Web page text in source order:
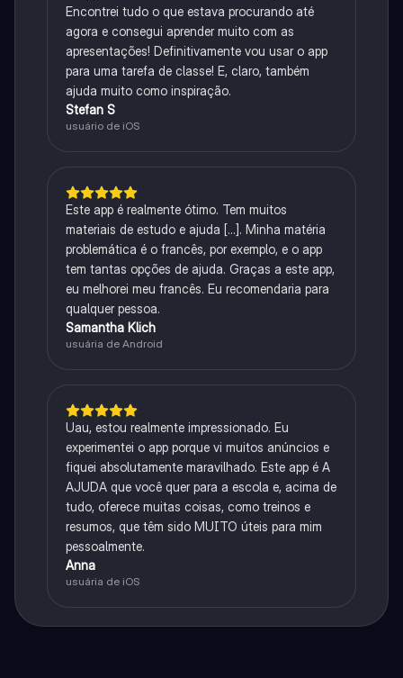
Encontrei tudo o que estava procurando até
agora e consegui aprender muito com as
apresentações! Definitivamente vou usar o app
para uma tarefa de classe! E, claro, também
ajuda muito como inspiração.
Stefan S
usuário de iOS
Este app é realmente ótimo. Tem muitos
materiais de estudo e ajuda [...]. Minha matéria
problemática é o francês, por exemplo, e o app
tem tantas opções de ajuda. Graças a este app,
eu melhorei meu francês. Eu recomendaria para
qualquer pessoa.
Samantha Klich
usuária de Android
Uau, estou realmente impressionado. Eu
experimentei o app porque vi muitos anúncios e
fiquei absolutamente maravilhado. Este app é A
AJUDA que você quer para a escola e, acima de
tudo, oferece muitas coisas, como treinos e
resumos, que têm sido MUITO úteis para mim
pessoalmente.
Anna
usuária de iOS